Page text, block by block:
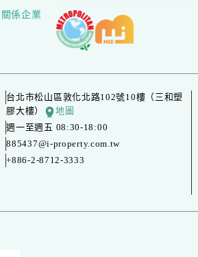
關係企業
台北市松山區敦化北路102號10樓（三和塑
膠大樓）
地圖
週一至週五 08:30-18:00
885437@i-property.com.tw
+886-2-8712-3333